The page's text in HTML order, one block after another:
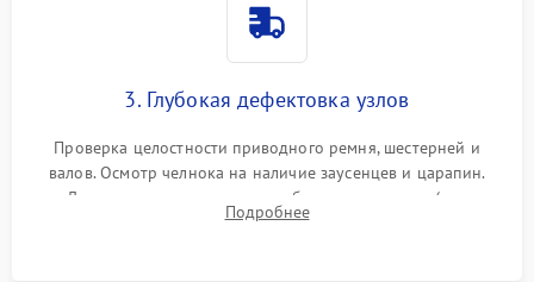
3. Глубокая дефектовка узлов
Проверка целостности приводного ремня, шестерней и
валов. Осмотр челнока на наличие заусенцев и царапин.
Диагностика электромотора, блока управления (для
компьютерных машин), нитевдевателя и механизма
Подробнее